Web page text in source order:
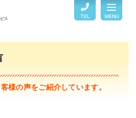
ス TEL MENU
サービスのご案内
様の声をご紹介しています。